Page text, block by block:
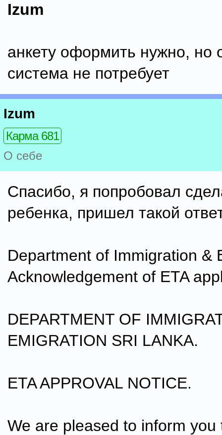
Izum
анкету оформить нужно, но
система не потребует
Izum
Карма 681
О себе
Спасибо, я попробовал
ребенка, пришел такой
Department of Immigration &
Acknowledgement of ETA
DEPARTMENT OF
EMIGRATION SRI LANKA.
ETA APPROVAL NOTICE.
We are pleased to inform you